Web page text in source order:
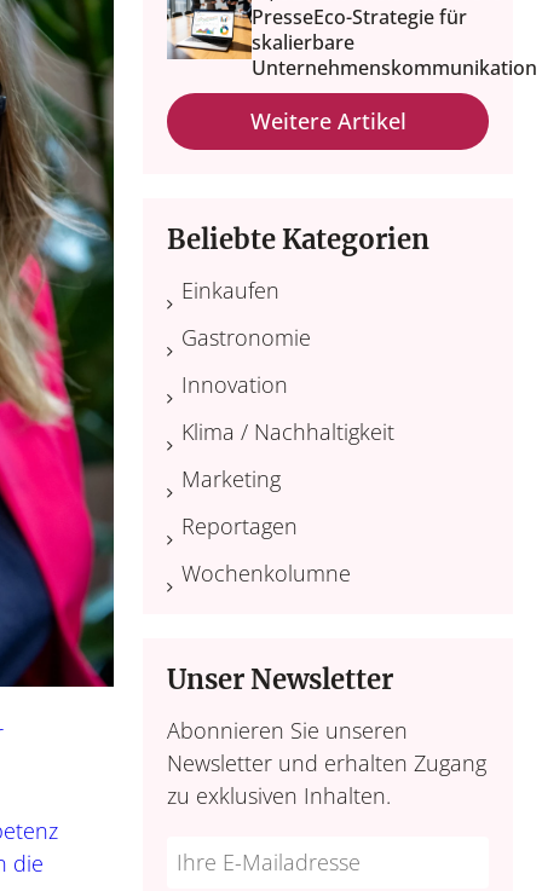
die
PresseEco-Strategie für
skalierbare
Unternehmenskommunikation
Weitere Artikel
Beliebte Kategorien
Einkaufen
Gastronomie
Innovation
Klima / Nachhaltigkeit
Marketing
Reportagen
Wochenkolumne
Unser Newsletter
Abonnieren Sie unseren
Newsletter und erhalten Zugang
zu exklusiven Inhalten.
Do
*Ihre